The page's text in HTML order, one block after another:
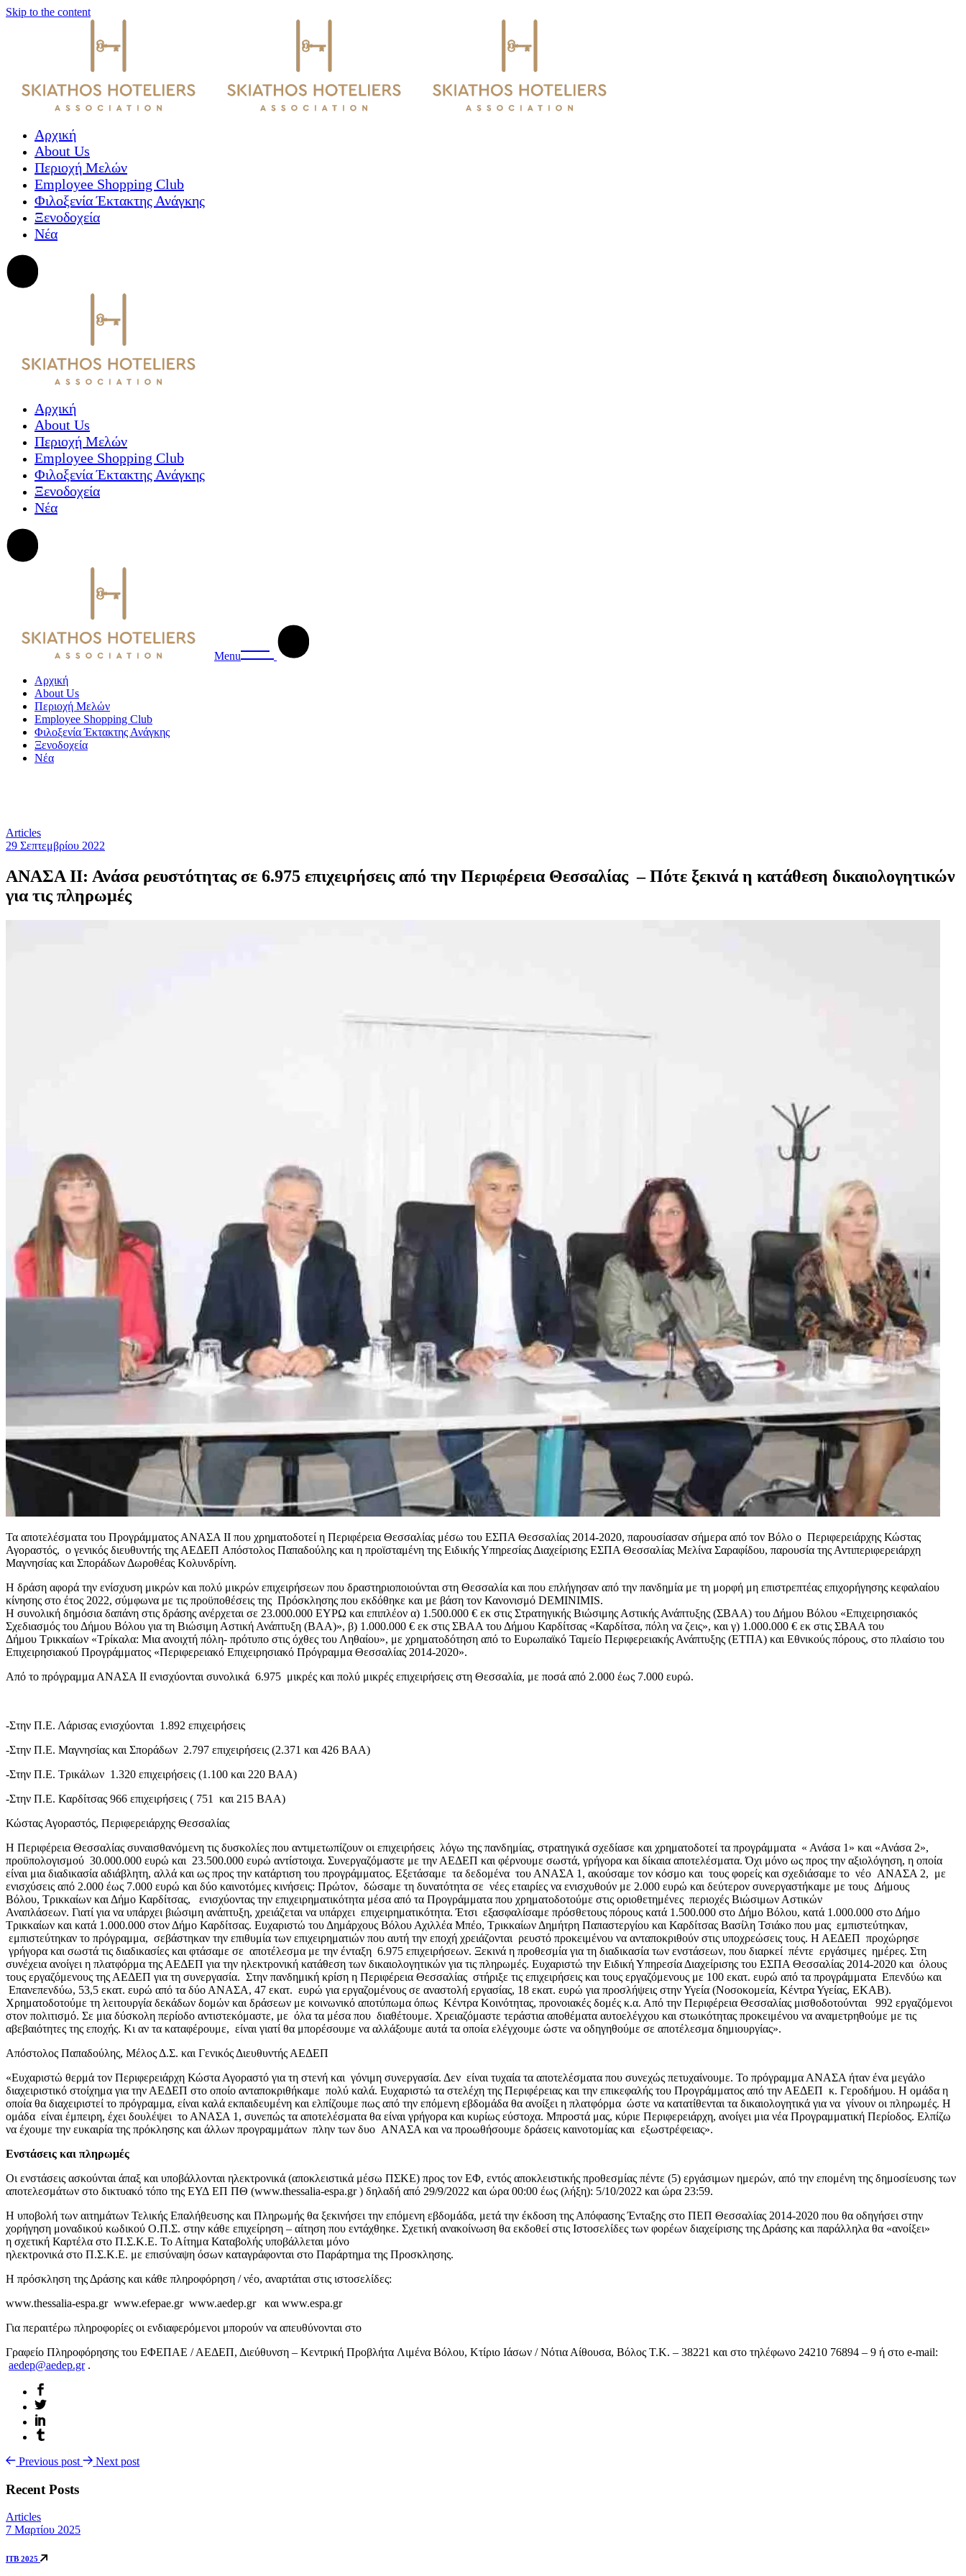
Skip to the content
Αρχική
About Us
Περιοχή Μελών
Employee Shopping Club
Φιλοξενία Έκτακτης Ανάγκης
Ξενοδοχεία
Νέα
Αρχική
About Us
Περιοχή Μελών
Employee Shopping Club
Φιλοξενία Έκτακτης Ανάγκης
Ξενοδοχεία
Νέα
Menu
Αρχική
About Us
Περιοχή Μελών
Employee Shopping Club
Φιλοξενία Έκτακτης Ανάγκης
Ξενοδοχεία
Νέα
Articles
29 Σεπτεμβρίου 2022
ΑΝΑΣΑ ΙΙ: Ανάσα ρευστότητας σε 6.975 επιχειρήσεις από την Περιφέρεια Θεσσαλίας – Πότε ξεκινά η κατάθεση δικαιολογητικών
για τις πληρωμές
Τα αποτελέσματα του Προγράμματος ΑΝΑΣΑ ΙΙ που χρηματοδοτεί η Περιφέρεια Θεσσαλίας μέσω του ΕΣΠΑ Θεσσαλίας 2014-2020, παρουσίασαν σήμερα από τον Βόλο ο Περιφερειάρχης Κώστας
Αγοραστός, ο γενικός διευθυντής της ΑΕΔΕΠ Απόστολος Παπαδούλης και η προϊσταμένη της Ειδικής Υπηρεσίας Διαχείρισης ΕΣΠΑ Θεσσαλίας Μελίνα Σαραφίδου, παρουσία της Αντιπεριφερειάρχη
Μαγνησίας και Σποράδων Δωροθέας Κολυνδρίνη.
Η δράση αφορά την ενίσχυση μικρών και πολύ μικρών επιχειρήσεων που δραστηριοποιούνται στη Θεσσαλία και που επλήγησαν από την πανδημία με τη μορφή μη επιστρεπτέας επιχορήγησης κεφαλαίου
κίνησης στο έτος 2022, σύμφωνα με τις προϋποθέσεις της Πρόσκλησης που εκδόθηκε και με βάση τον Κανονισμό DEMINIMIS.
Η συνολική δημόσια δαπάνη στις δράσης ανέρχεται σε 23.000.000 ΕΥΡΩ και επιπλέον α) 1.500.000 € εκ στις Στρατηγικής Βιώσιμης Αστικής Ανάπτυξης (ΣΒΑΑ) του Δήμου Βόλου «Επιχειρησιακός
Σχεδιασμός του Δήμου Βόλου για τη Βιώσιμη Αστική Ανάπτυξη (ΒΑΑ)», β) 1.000.000 € εκ στις ΣΒΑΑ του Δήμου Καρδίτσας «Καρδίτσα, πόλη να ζεις», και γ) 1.000.000 € εκ στις ΣΒΑΑ του
Δήμου Τρικκαίων «Τρίκαλα: Μια ανοιχτή πόλη- πρότυπο στις όχθες του Ληθαίου», με χρηματοδότηση από το Ευρωπαϊκό Ταμείο Περιφερειακής Ανάπτυξης (ΕΤΠΑ) και Εθνικούς πόρους, στο πλαίσιο του
Επιχειρησιακού Προγράμματος «Περιφερειακό Επιχειρησιακό Πρόγραμμα Θεσσαλίας 2014-2020».
Από το πρόγραμμα ΑΝΑΣΑ ΙΙ ενισχύονται συνολικά 6.975 μικρές και πολύ μικρές επιχειρήσεις στη Θεσσαλία, με ποσά από 2.000 έως 7.000 ευρώ.
-Στην Π.Ε. Λάρισας ενισχύονται 1.892 επιχειρήσεις
-Στην Π.Ε. Μαγνησίας και Σποράδων 2.797 επιχειρήσεις (2.371 και 426 ΒΑΑ)
-Στην Π.Ε. Τρικάλων 1.320 επιχειρήσεις (1.100 και 220 ΒΑΑ)
-Στην Π.Ε. Καρδίτσας 966 επιχειρήσεις ( 751 και 215 ΒΑΑ)
Κώστας Αγοραστός, Περιφερειάρχης Θεσσαλίας
Η Περιφέρεια Θεσσαλίας συναισθανόμενη τις δυσκολίες που αντιμετωπίζουν οι επιχειρήσεις λόγω της πανδημίας, στρατηγικά σχεδίασε και χρηματοδοτεί τα προγράμματα « Ανάσα 1» και «Ανάσα 2»,
προϋπολογισμού 30.000.000 ευρώ και 23.500.000 ευρώ αντίστοιχα. Συνεργαζόμαστε με την ΑΕΔΕΠ και φέρνουμε σωστά, γρήγορα και δίκαια αποτελέσματα. Όχι μόνο ως προς την αξιολόγηση, η οποία
είναι μια διαδικασία αδιάβλητη, αλλά και ως προς την κατάρτιση του προγράμματος. Εξετάσαμε τα δεδομένα του ΑΝΑΣΑ 1, ακούσαμε τον κόσμο και τους φορείς και σχεδιάσαμε το νέο ΑΝΑΣΑ 2, με
ενισχύσεις από 2.000 έως 7.000 ευρώ και δύο καινοτόμες κινήσεις: Πρώτον, δώσαμε τη δυνατότητα σε νέες εταιρίες να ενισχυθούν με 2.000 ευρώ και δεύτερον συνεργαστήκαμε με τους Δήμους
Βόλου, Τρικκαίων και Δήμο Καρδίτσας, ενισχύοντας την επιχειρηματικότητα μέσα από τα Προγράμματα που χρηματοδοτούμε στις οριοθετημένες περιοχές Βιώσιμων Αστικών
Αναπλάσεων. Γιατί για να υπάρχει βιώσιμη ανάπτυξη, χρειάζεται να υπάρχει επιχειρηματικότητα. Έτσι εξασφαλίσαμε πρόσθετους πόρους κατά 1.500.000 στο Δήμο Βόλου, κατά 1.000.000 στο Δήμο
Τρικκαίων και κατά 1.000.000 στον Δήμο Καρδίτσας. Ευχαριστώ του Δημάρχους Βόλου Αχιλλέα Μπέο, Τρικκαίων Δημήτρη Παπαστεργίου και Καρδίτσας Βασίλη Τσιάκο που μας εμπιστεύτηκαν,
εμπιστεύτηκαν το πρόγραμμα, σεβάστηκαν την επιθυμία των επιχειρηματιών που αυτή την εποχή χρειάζονται ρευστό προκειμένου να ανταποκριθούν στις υποχρεώσεις τους. Η ΑΕΔΕΠ προχώρησε
γρήγορα και σωστά τις διαδικασίες και φτάσαμε σε αποτέλεσμα με την ένταξη 6.975 επιχειρήσεων. Ξεκινά η προθεσμία για τη διαδικασία των ενστάσεων, που διαρκεί πέντε εργάσιμες ημέρες. Στη
συνέχεια ανοίγει η πλατφόρμα της ΑΕΔΕΠ για την ηλεκτρονική κατάθεση των δικαιολογητικών για τις πληρωμές. Ευχαριστώ την Ειδική Υπηρεσία Διαχείρισης του ΕΣΠΑ Θεσσαλίας 2014-2020 και όλους
τους εργαζόμενους της ΑΕΔΕΠ για τη συνεργασία. Στην πανδημική κρίση η Περιφέρεια Θεσσαλίας στήριξε τις επιχειρήσεις και τους εργαζόμενους με 100 εκατ. ευρώ από τα προγράμματα Επενδύω και
Επανεπενδύω, 53,5 εκατ. ευρώ από τα δύο ΑΝΑΣΑ, 47 εκατ. ευρώ για εργαζομένους σε αναστολή εργασίας, 18 εκατ. ευρώ για προσλήψεις στην Υγεία (Νοσοκομεία, Κέντρα Υγείας, ΕΚΑΒ).
Χρηματοδοτούμε τη λειτουργία δεκάδων δομών και δράσεων με κοινωνικό αποτύπωμα όπως Κέντρα Κοινότητας, προνοιακές δομές κ.α. Από την Περιφέρεια Θεσσαλίας μισθοδοτούνται 992 εργαζόμενοι
στον πολιτισμό. Σε μια δύσκολη περίοδο αντιστεκόμαστε, με όλα τα μέσα που διαθέτουμε. Χρειαζόμαστε τεράστια αποθέματα αυτοελέγχου και στωικότητας προκειμένου να αναμετρηθούμε με τις
αβεβαιότητες της εποχής. Κι αν τα καταφέρουμε, είναι γιατί θα μπορέσουμε να αλλάξουμε αυτά τα οποία ελέγχουμε ώστε να οδηγηθούμε σε αποτέλεσμα δημιουργίας».
Απόστολος Παπαδούλης, Μέλος Δ.Σ. και Γενικός Διευθυντής ΑΕΔΕΠ
«Ευχαριστώ θερμά τον Περιφερειάρχη Κώστα Αγοραστό για τη στενή και γόνιμη συνεργασία. Δεν είναι τυχαία τα αποτελέσματα που συνεχώς πετυχαίνουμε. Το πρόγραμμα ΑΝΑΣΑ ήταν ένα μεγάλο
διαχειριστικό στοίχημα για την ΑΕΔΕΠ στο οποίο ανταποκριθήκαμε πολύ καλά. Ευχαριστώ τα στελέχη της Περιφέρειας και την επικεφαλής του Προγράμματος από την ΑΕΔΕΠ κ. Γεροδήμου. Η ομάδα η
οποία θα διαχειριστεί το πρόγραμμα, είναι καλά εκπαιδευμένη και ελπίζουμε πως από την επόμενη εβδομάδα θα ανοίξει η πλατφόρμα ώστε να κατατίθενται τα δικαιολογητικά για να γίνουν οι πληρωμές. Η
ομάδα είναι έμπειρη, έχει δουλέψει το ΑΝΑΣΑ 1, συνεπώς τα αποτελέσματα θα είναι γρήγορα και κυρίως εύστοχα. Μπροστά μας, κύριε Περιφερειάρχη, ανοίγει μια νέα Προγραμματική Περίοδος. Ελπίζω
να έχουμε την ευκαιρία της πρόκλησης και άλλων προγραμμάτων πλην των δυο ΑΝΑΣΑ και να προωθήσουμε δράσεις καινοτομίας και εξωστρέφειας».
Ενστάσεις και πληρωμές
Οι ενστάσεις ασκούνται άπαξ και υποβάλλονται ηλεκτρονικά (αποκλειστικά μέσω ΠΣΚΕ) προς τον ΕΦ, εντός αποκλειστικής προθεσμίας πέντε (5) εργάσιμων ημερών, από την επομένη της δημοσίευσης των
αποτελεσμάτων στο δικτυακό τόπο της ΕΥΔ ΕΠ ΠΘ (www.thessalia-espa.gr ) δηλαδή από 29/9/2022 και ώρα 00:00 έως (λήξη): 5/10/2022 και ώρα 23:59.
Η υποβολή των αιτημάτων Τελικής Επαλήθευσης και Πληρωμής θα ξεκινήσει την επόμενη εβδομάδα, μετά την έκδοση της Απόφασης Ένταξης στο ΠΕΠ Θεσσαλίας 2014-2020 που θα οδηγήσει στην
χορήγηση μοναδικού κωδικού Ο.Π.Σ. στην κάθε επιχείρηση – αίτηση που εντάχθηκε. Σχετική ανακοίνωση θα εκδοθεί στις Ιστοσελίδες των φορέων διαχείρισης της Δράσης και παράλληλα θα «ανοίξει»
η σχετική Καρτέλα στο Π.Σ.Κ.Ε. Το Αίτημα Καταβολής υποβάλλεται μόνο
ηλεκτρονικά στο Π.Σ.Κ.Ε. με επισύναψη όσων καταγράφονται στο Παράρτημα της Προσκλησης.
Η πρόσκληση της Δράσης και κάθε πληροφόρηση / νέο, αναρτάται στις ιστοσελίδες:
www.thessalia-espa.gr www.efepae.gr www.aedep.gr και www.espa.gr
Για περαιτέρω πληροφορίες οι ενδιαφερόμενοι μπορούν να απευθύνονται στο
Γραφείο Πληροφόρησης του ΕΦΕΠΑΕ / ΑΕΔΕΠ, Διεύθυνση – Κεντρική Προβλήτα Λιμένα Βόλου, Κτίριο Ιάσων / Νότια Αίθουσα, Βόλος Τ.Κ. – 38221 και στο τηλέφωνο 24210 76894 – 9 ή στο e-mail:
aedep@aedep.gr.
Previous post Next post
Recent Posts
Articles
7 Μαρτίου 2025
ITB 2025